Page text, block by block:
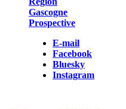
Gascogne
Prospective
E-mail
Facebook
Bluesky
Instagram